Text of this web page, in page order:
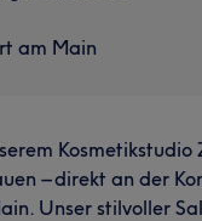
am Main
– direkt an der
Unser stilvoller